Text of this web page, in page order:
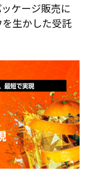
ケージ販売に
生かした受託